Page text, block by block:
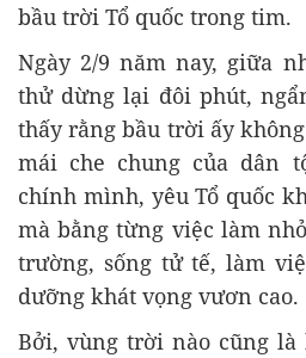
bầu trời Tổ quốc trong tim.
Ngày 2/9 năm nay, giữa
thử dừng lại đôi phút,
thấy rằng bầu trời ấy
mái che chung của dân
chính mình, yêu Tổ quốc
mà bằng từng việc làm
trường, sống tử tế, làm
dưỡng khát vọng vươn cao.
Bởi, vùng trời nào cũng là